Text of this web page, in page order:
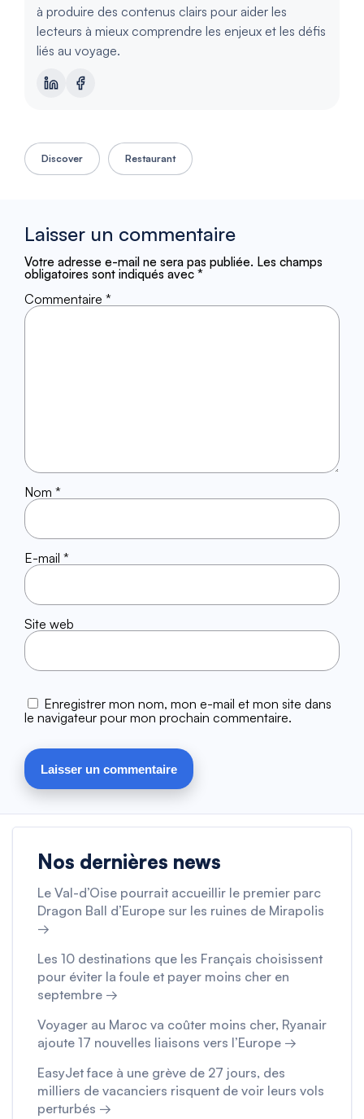
à produire des contenus clairs pour aider les
lecteurs à mieux comprendre les enjeux et les défis
liés au voyage.
Discover Restaurant
Laisser un commentaire
Votre adresse e-mail ne sera pas publiée. Les champs
obligatoires sont indiqués avec *
Commentaire *
Nom *
E-mail *
Site web
Enregistrer mon nom, mon e-mail et mon site dans
le navigateur pour mon prochain commentaire.
Nos dernières news
Le Val-d’Oise pourrait accueillir le premier parc
Dragon Ball d’Europe sur les ruines de Mirapolis
→
Les 10 destinations que les Français choisissent
pour éviter la foule et payer moins cher en
septembre →
Voyager au Maroc va coûter moins cher, Ryanair
ajoute 17 nouvelles liaisons vers l’Europe →
EasyJet face à une grève de 27 jours, des
milliers de vacanciers risquent de voir leurs vols
perturbés →